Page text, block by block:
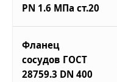
PN 1.6 МПа ст.20
Фланец
сосудов ГОСТ
28759.3 DN 400